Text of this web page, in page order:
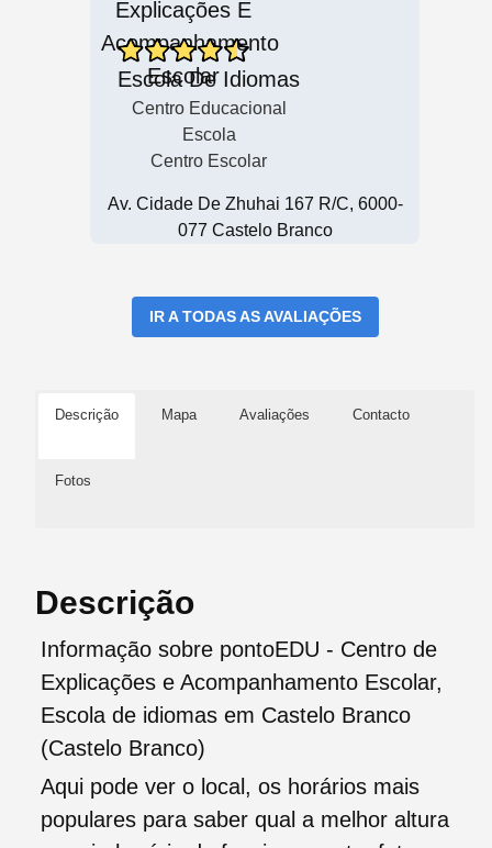
Escola De Idiomas
Centro Educacional
Escola
Centro Escolar
Av. Cidade De Zhuhai 167 R/C, 6000-
077 Castelo Branco
IR A TODAS AS AVALIAÇÕES
Descrição Mapa Avaliações Contacto
Fotos
Descrição
Informação sobre pontoEDU - Centro de
Explicações e Acompanhamento Escolar,
Escola de idiomas em Castelo Branco
(Castelo Branco)
Aqui pode ver o local, os horários mais
populares para saber qual a melhor altura